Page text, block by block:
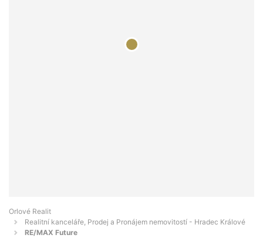
Orlové Realit
Realitní kanceláře, Prodej a Pronájem nemovitostí - Hradec Králové
RE/MAX Future